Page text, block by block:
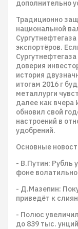
дополнительно
Традиционно
национальной
экспортёров.
доверия
история
итогам 2016 г
металлурги
далее как
обновил свой
настроений в
удобрений.
Основные
- В.Путин: Рубль
фоне
- Д.Мазепин:
приведёт к
- Полюс
до 839 тыс. унций